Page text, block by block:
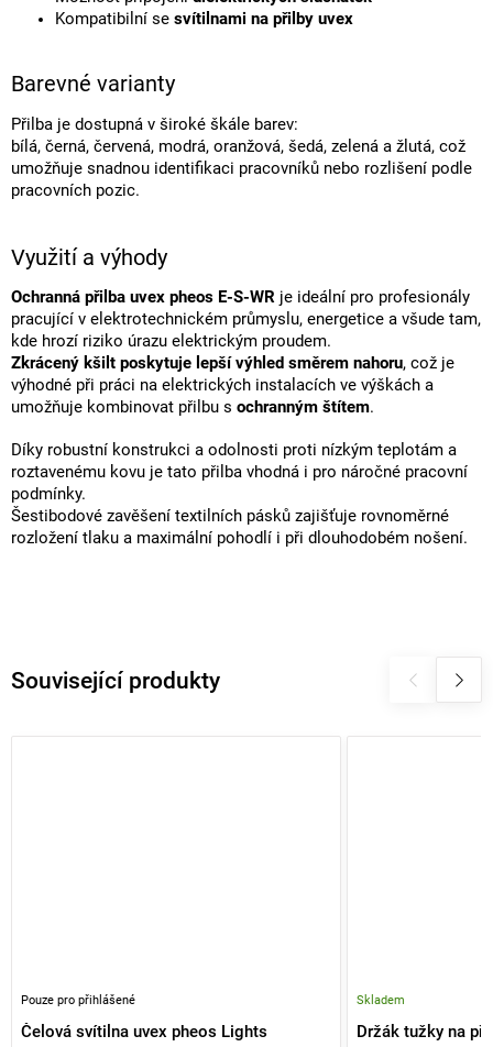
Související produkty
Čelová svítilna uvex pheos Lights
Pouze pro přihlášené
Držák tužky na
Skladem
Kompatibilní se svítilnami na přilby uvex
Barevné varianty
Přilba je dostupná v široké škále barev:
bílá, černá, červená, modrá, oranžová, šedá, zelená a žlutá, což
umožňuje snadnou identifikaci pracovníků nebo rozlišení podle
pracovních pozic.
Využití a výhody
Ochranná přilba uvex pheos E-S-WR je ideální pro profesionály
pracující v elektrotechnickém průmyslu, energetice a všude tam,
kde hrozí riziko úrazu elektrickým proudem.
Zkrácený kšilt poskytuje lepší výhled směrem nahoru, což je
výhodné při práci na elektrických instalacích ve výškách a
umožňuje kombinovat přilbu s ochranným štítem.
Díky robustní konstrukci a odolnosti proti nízkým teplotám a
roztavenému kovu je tato přilba vhodná i pro náročné pracovní
podmínky.
Šestibodové zavěšení textilních pásků zajišťuje rovnoměrné
rozložení tlaku a maximální pohodlí i při dlouhodobém nošení.